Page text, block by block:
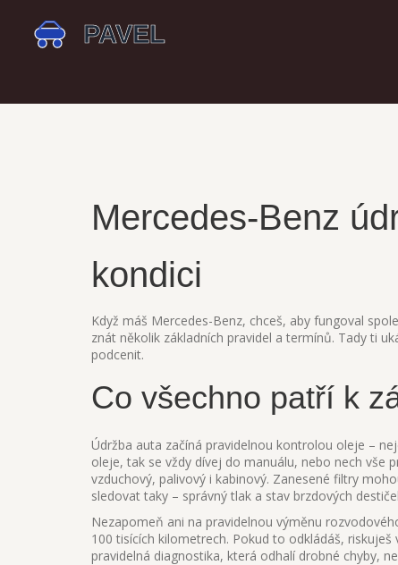
Mercedes-Benz
kondici
Když máš Mercedes-Benz, chceš, aby fungoval
znát několik základních pravidel a termínů. Tady ti
podcenit.
Co všechno patří k
Údržba auta začíná pravidelnou kontrolou oleje –
oleje, tak se vždy dívej do manuálu, nebo nech vše
vzduchový, palivový i kabinový. Zanesené filtry
sledovat taky – správný tlak a stav brzdových
Nezapomeň ani na pravidelnou výměnu
100 tisících kilometrech. Pokud to odkládáš,
pravidelná diagnostika, která odhalí drobné chyby,